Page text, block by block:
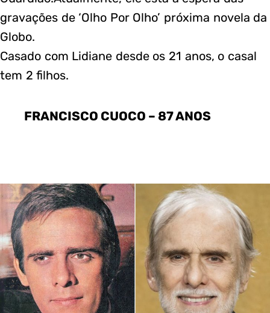
gravações de ‘Olho Por Olho’ próxima novela da
Globo.
Casado com Lidiane desde os 21 anos, o casal
tem 2 filhos.
FRANCISCO CUOCO – 87 ANOS